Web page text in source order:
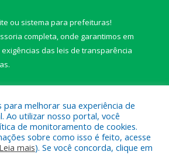
ou sistema para prefeituras!
completa, onde garantimos em
das leis de transparência
a câmara de Paragominas.
para melhorar sua experiência de
Ao utilizar nosso portal, você
de monitoramento de cookies.
sobre como isso é feito, acesse
Leia mais). Se você concorda, clique em